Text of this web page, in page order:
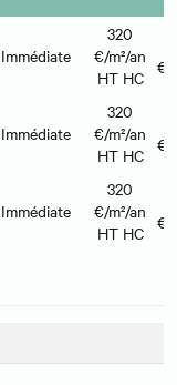
Immédiate
320
€/m²/an
HT HC
€/
Immédiate
320
€/m²/an
HT HC
€/
Immédiate
320
€/m²/an
HT HC
€/